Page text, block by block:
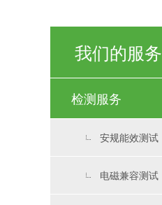
我们的服务
检测服务
安规能效测试
电磁兼容测试